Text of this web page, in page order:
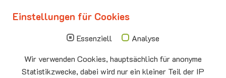
Die nächsten Termine
10.00 - 11.00
Auferstehungskirche Neufahrn
Einstellungen für Cookies
Essenziell
Analyse
Wir verwenden Cookies, hauptsächlich für anonyme
Statistikzwecke, dabei wird nur ein kleiner Teil der IP